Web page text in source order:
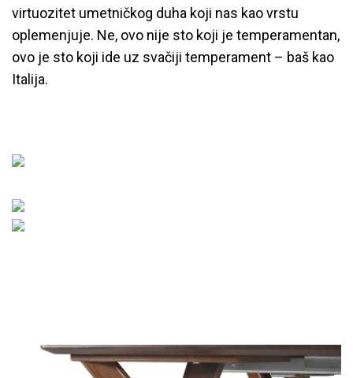
virtuozitet umetničkog duha koji nas kao vrstu
oplemenjuje. Ne, ovo nije sto koji je temperamentan,
ovo je sto koji ide uz svačiji temperament – baš kao
Italija.